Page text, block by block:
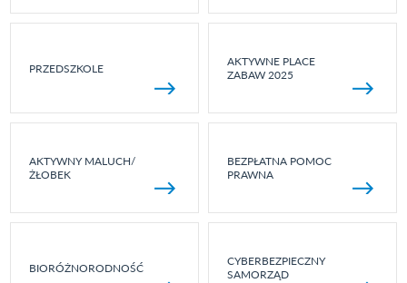
PRZEDSZKOLE
AKTYWNE PLACE
ZABAW 2025
AKTYWNY MALUCH/
ŻŁOBEK
BEZPŁATNA POMOC
PRAWNA
BIORÓŻNORODNOŚĆ
CYBERBEZPIECZNY
SAMORZĄD